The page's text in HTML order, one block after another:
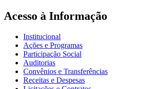
Acesso à Informação
Institucional
Ações e Programas
Participação Social
Auditorias
Convênios e Transferências
Receitas e Despesas